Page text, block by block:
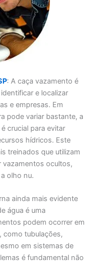
: A caça vazamento é
e localizar
e empresas. Em
pode variar bastante, a
crucial para evitar
hídricos. Este
treinados que utilizam
vazamentos ocultos,
olho nu.
ainda mais evidente
água é uma
podem ocorrer em
como tubulações,
em sistemas de
é fundamental não